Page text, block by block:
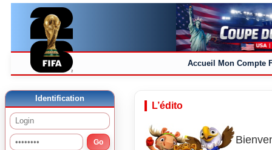
Accueil Mon Compte
Identification
Go
L’édito